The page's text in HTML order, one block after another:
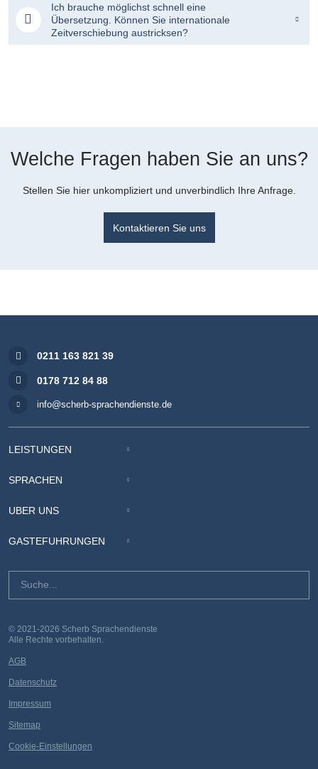
Ich brauche möglichst schnell eine
Übersetzung. Können Sie internationale
Zeitverschiebung austricksen?
Welche Fragen haben Sie an uns?
Stellen Sie hier unkompliziert und unverbindlich Ihre Anfrage.
Kontaktieren Sie uns
0211 163 821 39
0178 712 84 88
info@scherb-sprachendienste.de
LEISTUNGEN
SPRACHEN
ÜBER UNS
GÄSTEFÜHRUNGEN
© 2021-2026 Scherb Sprachendienste
Alle Rechte vorbehalten.
AGB
Datenschutz
Impressum
Sitemap
Cookie-Einstellungen